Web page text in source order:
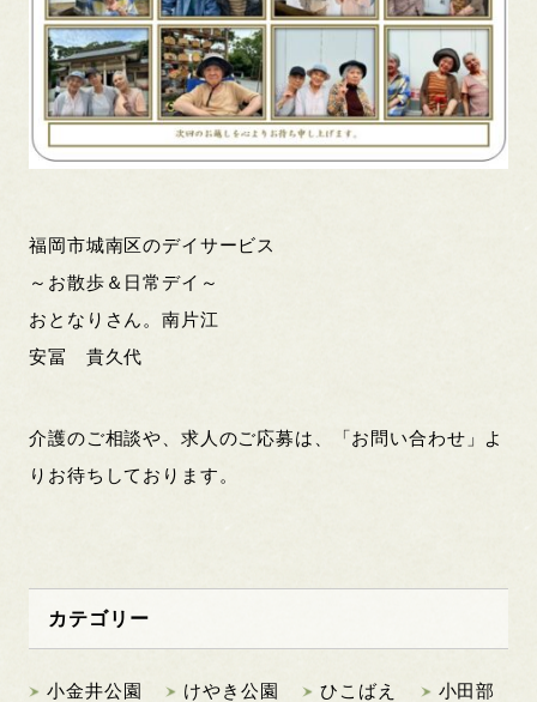
福岡市城南区のデイサービス
～お散歩＆日常デイ～
おとなりさん。南片江
安冨 貴久代
介護のご相談や、求人のご応募は、「お問い合わせ」よ
りお待ちしております。
カテゴリー
小金井公園 けやき公園 ひこばえ
小田部